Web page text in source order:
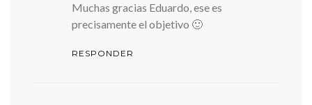
Muchas gracias Eduardo, ese es
precisamente el objetivo 🙂
RESPONDER